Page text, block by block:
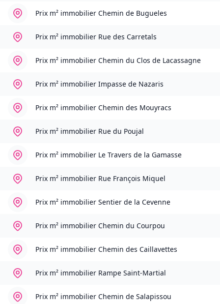
Prix m² immobilier Chemin de Bugueles
Prix m² immobilier Rue des Carretals
Prix m² immobilier Chemin du Clos de Lacassagne
Prix m² immobilier Impasse de Nazaris
Prix m² immobilier Chemin des Mouyracs
Prix m² immobilier Rue du Poujal
Prix m² immobilier Le Travers de la Gamasse
Prix m² immobilier Rue François Miquel
Prix m² immobilier Sentier de la Cevenne
Prix m² immobilier Chemin du Courpou
Prix m² immobilier Chemin des Caillavettes
Prix m² immobilier Rampe Saint-Martial
Prix m² immobilier Chemin de Salapissou